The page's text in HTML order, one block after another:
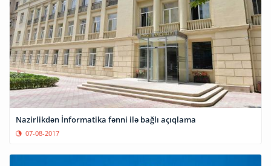
Nazirlikdən İnformatika fənni ilə bağlı açıqlama
07-08-2017